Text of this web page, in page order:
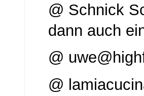
@ Schnick
dann auch
@
@